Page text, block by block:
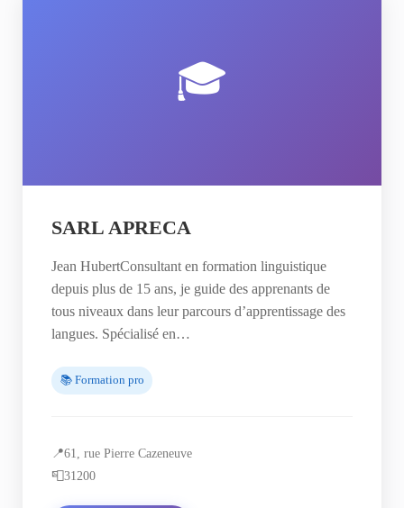
🎓
SARL APRECA
Jean HubertConsultant en formation linguistique
depuis plus de 15 ans, je guide des apprenants de
tous niveaux dans leur parcours d’apprentissage des
langues. Spécialisé en…
📚 Formation pro
📍61, rue Pierre Cazeneuve
📮31200